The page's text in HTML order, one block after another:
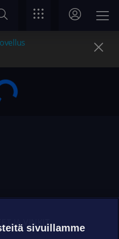
JA VINKIT
sivuillamme